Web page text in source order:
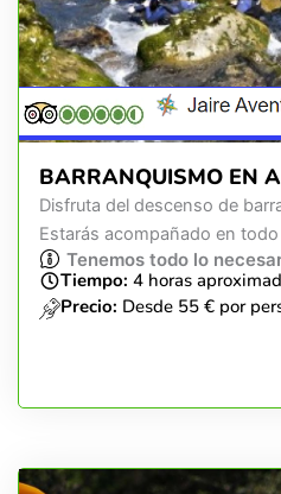
BARRANQUISMO EN
Disfruta del descenso de
Estarás acompañado en
Tenemos todo lo
Tiempo: 4 horas
Precio: Desde 55 € por